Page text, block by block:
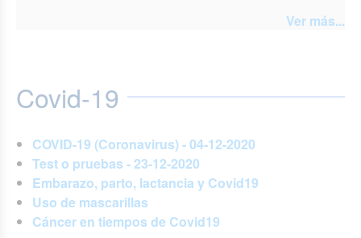
Ver más...
Covid-19
COVID-19 (Coronavirus) - 04-12-2020
Test o pruebas - 23-12-2020
Embarazo, parto, lactancia y Covid19
Uso de mascarillas
Cáncer en tiempos de Covid19